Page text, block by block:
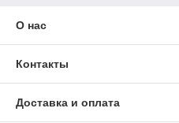
О нас
Контакты
Доставка и оплата